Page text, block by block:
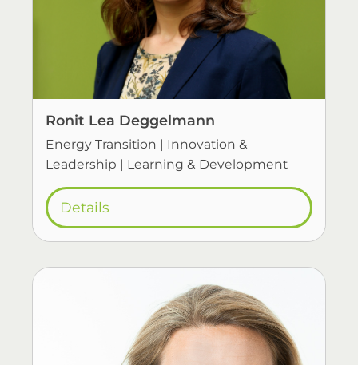
Ronit Lea Deggelmann
Energy Transition | Innovation &
Leadership | Learning & Development
Details